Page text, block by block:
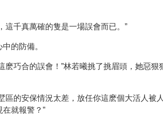
這千真萬確的隻是一場誤會而已。”
的防備。
巧合的誤會！”林若曦挑了挑眉頭，她惡
的安保情況太差，放任你這麽個大活人被
就報警？”